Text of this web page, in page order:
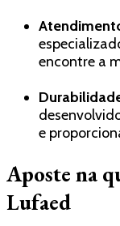
encontre a
e
Aposte na
Lufaed